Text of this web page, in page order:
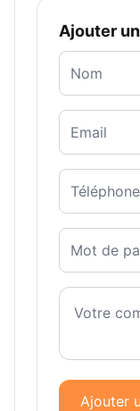
Ajouter
Ajouter